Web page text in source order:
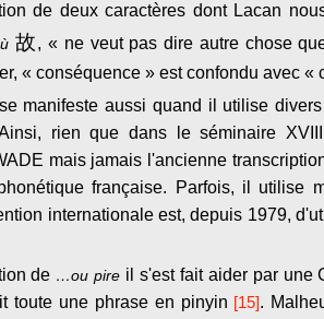
de deux caractères dont Lacan
故, « ne veut pas dire autre chose
« conséquence » est confondu avec «
manifeste aussi quand il utilise
rien que dans le séminaire
mais jamais l'ancienne
française. Parfois, il utilise
internationale est, depuis 1979,
de …ou pire il s'est fait aider par une
toute une phrase en pinyin [15].